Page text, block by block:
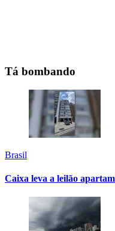
Tá bombando
Brasil
Caixa leva a leilão